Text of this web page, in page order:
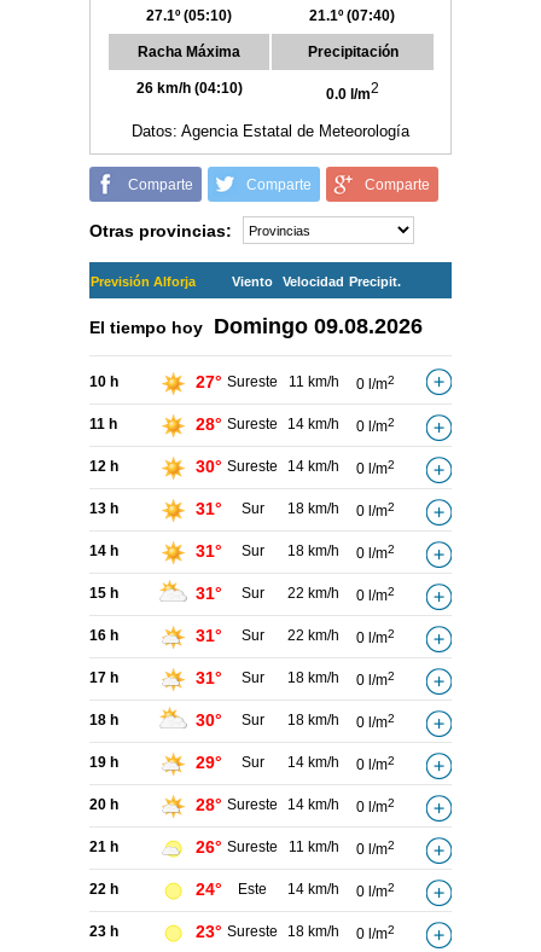
27.1º (05:10) 21.1º (07:40)
Racha Máxima
26 km/h (04:10)
Precipitación
0.0 l/m2
Datos: Agencia Estatal de Meteorología
Comparte Comparte Comparte
Otras provincias:
Previsión Alforja Viento Velocidad Precipit.
El tiempo hoy Domingo 09.08.2026
10 h 27° Sureste 11 km/h 0 l/m2
11 h 28° Sureste 14 km/h 0 l/m2
12 h 30° Sureste 14 km/h 0 l/m2
13 h 31° Sur 18 km/h 0 l/m2
14 h 31° Sur 18 km/h 0 l/m2
15 h 31° Sur 22 km/h 0 l/m2
16 h 31° Sur 22 km/h 0 l/m2
17 h 31° Sur 18 km/h 0 l/m2
18 h 30° Sur 18 km/h 0 l/m2
19 h 29° Sur 14 km/h 0 l/m2
20 h 28° Sureste 14 km/h 0 l/m2
21 h 26° Sureste 11 km/h 0 l/m2
22 h 24° Este 14 km/h 0 l/m2
23 h 23° Sureste 18 km/h 0 l/m2